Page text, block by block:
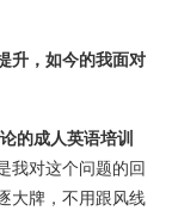
升，如今的我面对
的成人英语培训
我对这个问题的回
大牌，不用跟风线